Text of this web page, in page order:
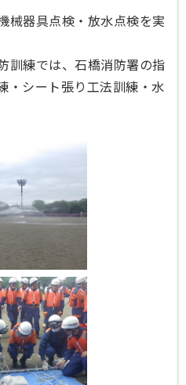
械器具点検・放水点検を実
訓練では、石橋消防署の指
・シート張り工法訓練・水